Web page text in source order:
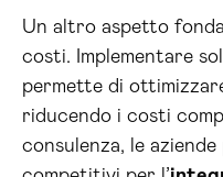
Un altro aspetto
costi. Implementare
permette di
riducendo i costi
consulenza, le